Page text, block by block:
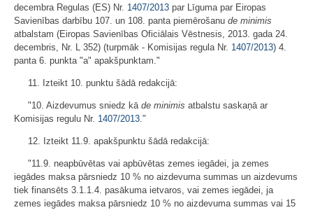
decembra Regulas (ES) Nr. 1407/2013 par Līguma par Eiropas
Savienības darbību 107. un 108. panta piemērošanu de minimis
atbalstam (Eiropas Savienības Oficiālais Vēstnesis, 2013. gada 24.
decembris, Nr. L 352) (turpmāk - Komisijas regula Nr. 1407/2013) 4.
panta 6. punkta "a" apakšpunktam."
11. Izteikt 10. punktu šādā redakcijā:
"10. Aizdevumus sniedz kā de minimis atbalstu saskaņā ar
Komisijas regulu Nr. 1407/2013 ."
12. Izteikt 11.9. apakšpunktu šādā redakcijā:
"11.9. neapbūvētas vai apbūvētas zemes iegādei, ja zemes
iegādes maksa pārsniedz 10 % no aizdevuma summas un aizdevums
tiek finansēts 3.1.1.4. pasākuma ietvaros, vai zemes iegādei, ja
zemes iegādes maksa pārsniedz 10 % no aizdevuma summas vai 15